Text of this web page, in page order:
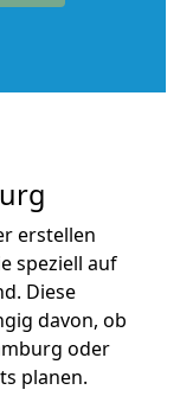
erstellen
speziell auf
Diese
davon, ob
oder
planen.